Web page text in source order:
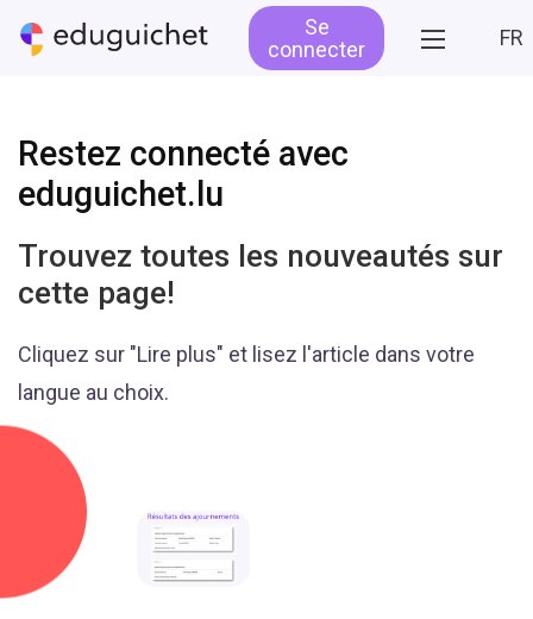
Se
connecter
FR
Restez connecté avec
eduguichet.lu
Trouvez toutes les nouveautés sur
cette page!
Cliquez sur "Lire plus" et lisez l'article dans votre
langue au choix.